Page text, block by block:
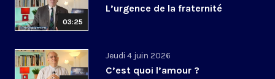
03:25
L’urgence de la fraternité
Jeudi 4 juin 2026
C’est quoi l’amour ?